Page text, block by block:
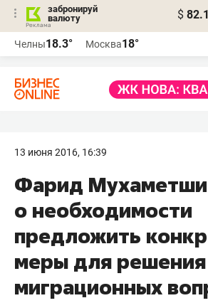
забронируй
валюту
$
Челны18.3° Москва18°
13 июня 2016, 16:39
​Фарид
о необходимости
предложить
меры для решения
миграционных